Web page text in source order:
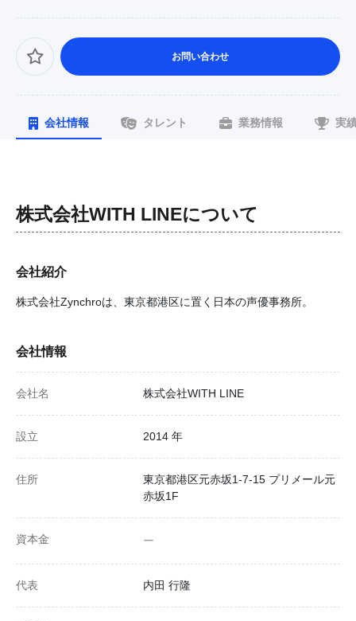
お問い合わせ
会社情報 タレント 業務情報 実
株式会社WITH LINEについて
会社紹介
株式会社Zynchroは、東京都港区に置く日本の声優事務所。
会社情報
会社名 株式会社WITH LINE
設立 2014 年
住所
東京都港区元赤坂1-7-15 プリメール元
赤坂1F
資本金 ー
代表 内田 行隆